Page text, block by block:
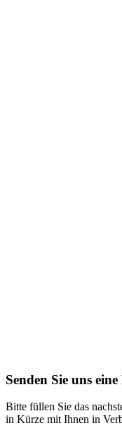
Senden Sie uns
Bitte füllen Sie das
in Kürze mit Ihnen in